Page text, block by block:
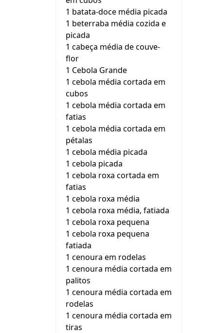
1 batata-doce média picada
1 beterraba média cozida e
picada
1 cabeça média de couve-
flor
1 Cebola Grande
1 cebola média cortada em
cubos
1 cebola média cortada em
fatias
1 cebola média cortada em
pétalas
1 cebola média picada
1 cebola picada
1 cebola roxa cortada em
fatias
1 cebola roxa média
1 cebola roxa média, fatiada
1 cebola roxa pequena
1 cebola roxa pequena
fatiada
1 cenoura em rodelas
1 cenoura média cortada em
palitos
1 cenoura média cortada em
rodelas
1 cenoura média cortada em
tiras